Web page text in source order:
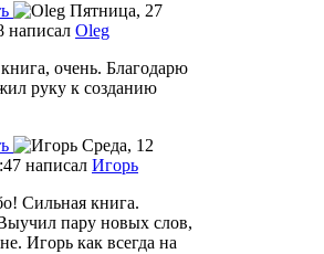
Пятница, 27
написал Oleg
очень. Благодарю
руку к созданию
Среда, 12
написал Игорь
Сильная книга.
пару новых слов,
Игорь как всегда на